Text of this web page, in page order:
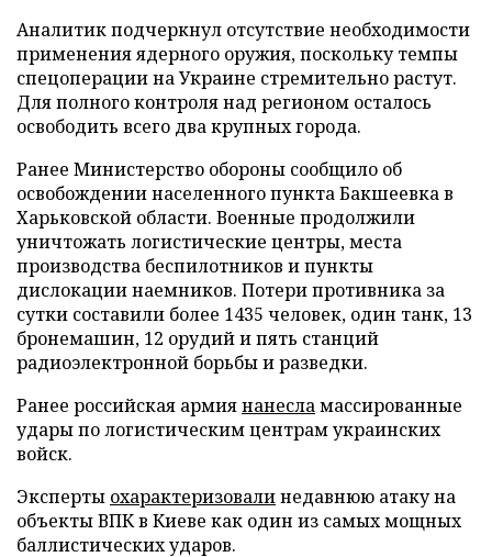
Аналитик подчеркнул отсутствие необходимости
применения ядерного оружия, поскольку темпы
спецоперации на Украине стремительно растут.
Для полного контроля над регионом осталось
освободить всего два крупных города.
Ранее Министерство обороны сообщило об
освобождении населенного пункта Бакшеевка в
Харьковской области. Военные продолжили
уничтожать логистические центры, места
производства беспилотников и пункты
дислокации наемников. Потери противника за
сутки составили более 1435 человек, один танк, 13
бронемашин, 12 орудий и пять станций
радиоэлектронной борьбы и разведки.
Ранее российская армиянанесламассированные
удары по логистическим центрам украинских
войск.
Эксперты охарактеризовалинедавнюю атаку на
объекты ВПК в Киеве как один из самых мощных
баллистических ударов.